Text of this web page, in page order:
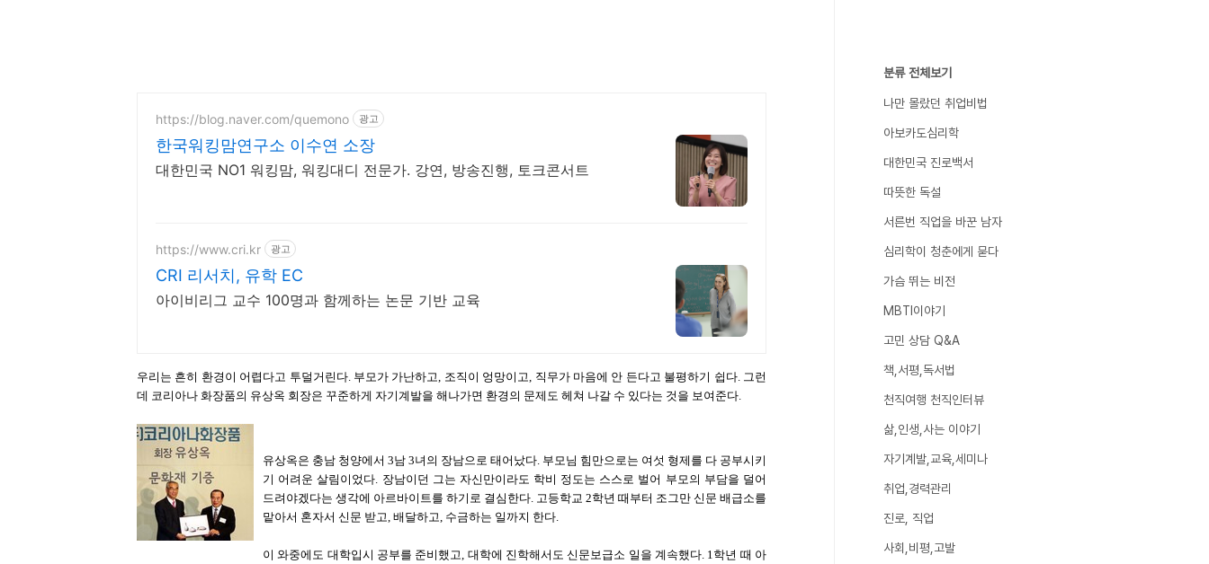
https://blog.naver.com/quemono 광고
한국워킹맘연구소 이수연 소장
대한민국 NO1 워킹맘, 워킹대디 전문가. 강연, 방송진행, 토크콘서트
https://www.cri.kr 광고
CRI 리서치, 유학 EC
아이비리그 교수 100명과 함께하는 논문 기반 교육
우리는 흔히 환경이 어렵다고 투덜거린다. 부모가 가난하고, 조직이 엉망이고, 직무가 마음에 안 든다고 불평하기 쉽다. 그런
데 코리아나 화장품의 유상옥 회장은 꾸준하게 자기계발을 해나가면 환경의 문제도 헤쳐 나갈 수 있다는 것을 보여준다.
유상옥은 충남 청양에서 3남 3녀의 장남으로 태어났다. 부모님 힘만으로는 여섯 형제를 다 공부시키
기 어려운 살림이었다. 장남이던 그는 자신만이라도 학비 정도는 스스로 벌어 부모의 부담을 덜어
드려야겠다는 생각에 아르바이트를 하기로 결심한다. 고등학교 2학년 때부터 조그만 신문 배급소를
맡아서 혼자서 신문 받고, 배달하고, 수금하는 일까지 한다.
이 와중에도 대학입시 공부를 준비했고, 대학에 진학해서도 신문보급소 일을 계속했다. 1학년 때 아
분류 전체보기
나만 몰랐던 취업비법
아보카도심리학
대한민국 진로백서
따뜻한 독설
서른번 직업을 바꾼 남자
심리학이 청춘에게 묻다
가슴 뛰는 비전
MBTI이야기
고민 상담 Q&A
책,서평,독서법
천직여행 천직인터뷰
삶,인생,사는 이야기
자기계발,교육,세미나
취업,경력관리
진로, 직업
사회,비평,고발